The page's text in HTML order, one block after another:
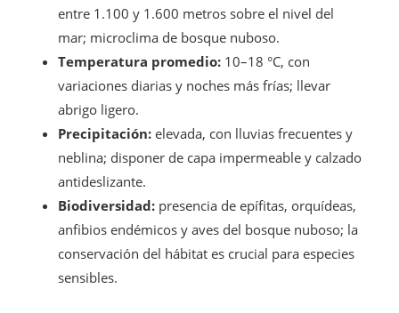
entre 1.100 y 1.600 metros sobre el nivel del
mar; microclima de bosque nuboso.
Temperatura promedio: 10–18 °C, con
variaciones diarias y noches más frías; llevar
abrigo ligero.
Precipitación: elevada, con lluvias frecuentes y
neblina; disponer de capa impermeable y calzado
antideslizante.
Biodiversidad: presencia de epífitas, orquídeas,
anfibios endémicos y aves del bosque nuboso; la
conservación del hábitat es crucial para especies
sensibles.